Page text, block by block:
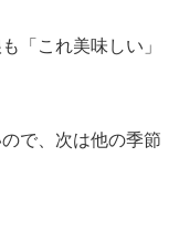
「これ美味しい」
で、次は他の季節